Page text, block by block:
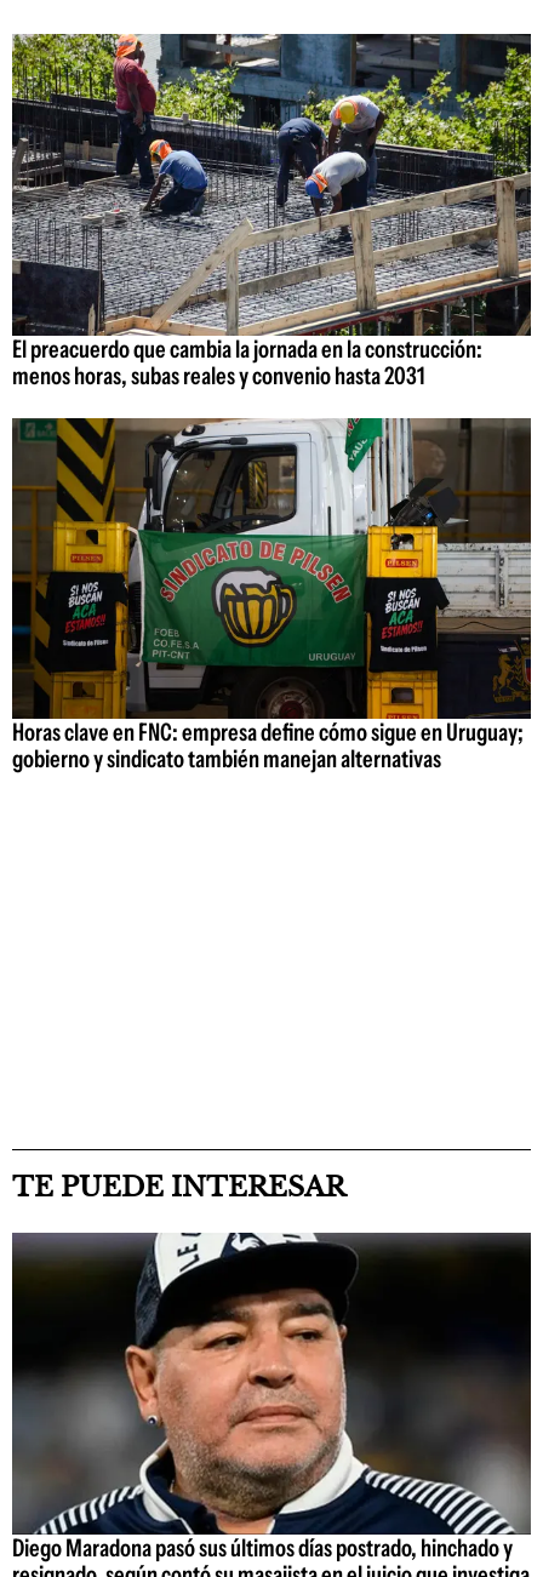
El preacuerdo que cambia la jornada en la construcción:
menos horas, subas reales y convenio hasta 2031
Horas clave en FNC: empresa define cómo sigue en Uruguay;
gobierno y sindicato también manejan alternativas
TE PUEDE INTERESAR
Diego Maradona pasó sus últimos días postrado, hinchado y